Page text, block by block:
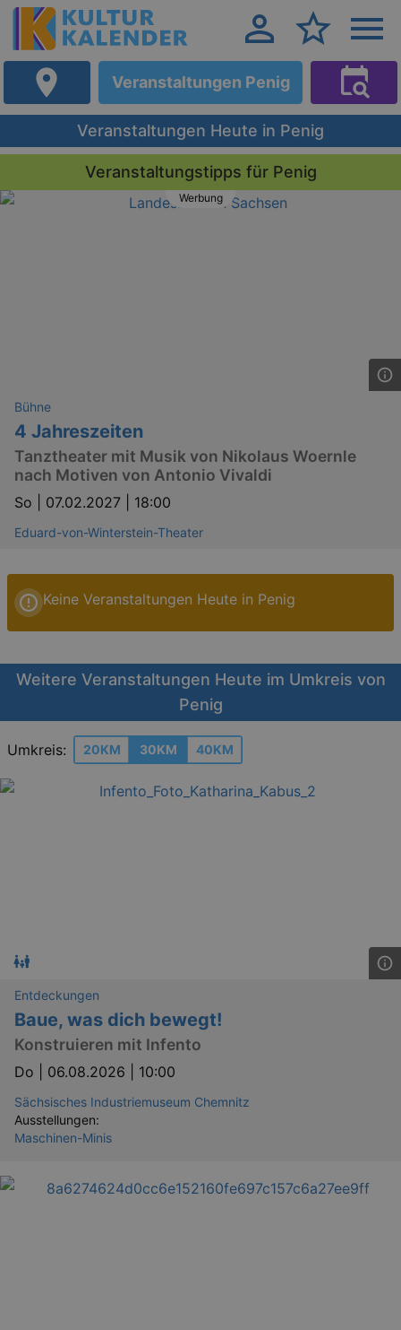
Veranstaltungen Penig
Veranstaltungen Heute in Penig
Veranstaltungstipps für Penig
Werbung
Bühne
4 Jahreszeiten
Tanztheater mit Musik von Nikolaus Woernle
nach Motiven von Antonio Vivaldi
So | 07.02.2027 | 18:00
Eduard-von-Winterstein-Theater
Keine Veranstaltungen Heute in Penig
Weitere Veranstaltungen Heute im Umkreis von
Penig
Umkreis: 20KM 30KM 40KM
Entdeckungen
Baue, was dich bewegt!
Konstruieren mit Infento
Do | 06.08.2026 | 10:00
Sächsisches Industriemuseum Chemnitz
Ausstellungen:
Maschinen-Minis